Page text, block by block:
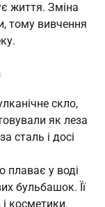
життя. Зміна
тому вивчення
скло,
як леза
сталь і досі
у воді
бульбашок. Її
косметики.